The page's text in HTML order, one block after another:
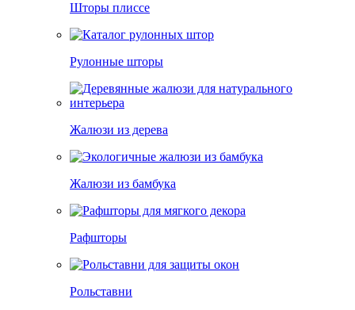
Шторы плиссе
Рулонные шторы
Жалюзи из дерева
Жалюзи из бамбука
Рафшторы
Рольставни